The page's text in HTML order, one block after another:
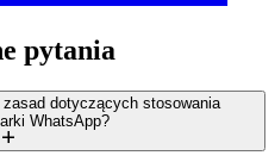
pytania
dotyczących stosowania
WhatsApp?